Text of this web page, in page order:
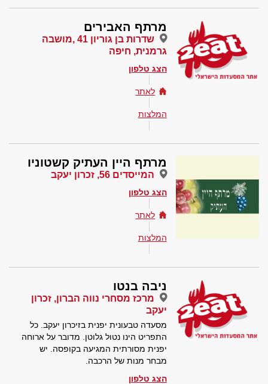
מרתף האבירים
שדרות בן גוריון 41 ,מושבה
גרמנית, חיפה
הצג טלפון
לאתר
המלצות
מרתף היין העתיק קשטוניו
המייסדים 56, זכרון יעקב
הצג טלפון
לאתר
המלצות
ניבה בנטו
מרכז מסחרי נווה הברון, זכרון
יעקב
מסעדה טבעונית יפנית בזיכרון יעקב. כל
התפריט הינו נטול גלוטן. מדובר על ארוחה
יפנית מסורתית המגיעה בקופסה. יש
מבחר מנות של הרכבה.
הצג טלפון